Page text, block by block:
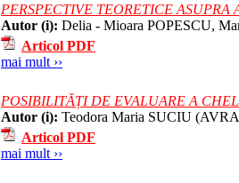
PERSPECTIVE TEORETICE
Autor (i): Delia - Mioara POPESCU,
Articol PDF
mai mult ››
POSIBILITĂȚI DE EVALUARE A
Autor (i): Teodora Maria SUCIU
Articol PDF
mai mult ››